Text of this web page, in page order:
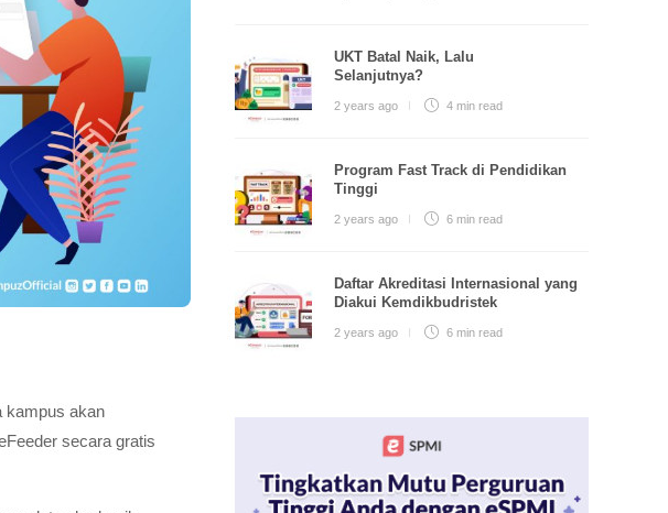
kampus akan
secara gratis
UKT Batal Naik, Lalu
Selanjutnya?
2 years ago 4 minread
Program Fast Track di Pendidikan
Tinggi
2 years ago 6 minread
Daftar Akreditasi Internasional yang
Diakui Kemdikbudristek
2 years ago 6 minread